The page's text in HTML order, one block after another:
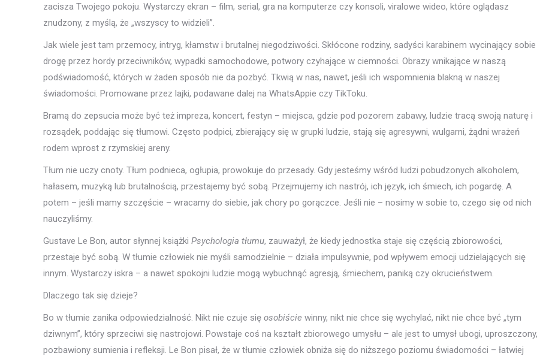
zacisza Twojego pokoju. Wystarczy ekran – film, serial, gra na komputerze czy konsoli, viralowe wideo, które oglądasz
znudzony, z myślą, że „wszyscy to widzieli”.
Jak wiele jest tam przemocy, intryg, kłamstw i brutalnej niegodziwości. Skłócone rodziny, sadyści karabinem wycinający sobie
drogę przez hordy przeciwników, wypadki samochodowe, potwory czyhające w ciemności. Obrazy wnikające w naszą
podświadomość, których w żaden sposób nie da pozbyć. Tkwią w nas, nawet, jeśli ich wspomnienia blakną w naszej
świadomości. Promowane przez lajki, podawane dalej na WhatsAppie czy TikToku.
Bramą do zepsucia może być też impreza, koncert, festyn – miejsca, gdzie pod pozorem zabawy, ludzie tracą swoją naturę i
rozsądek, poddając się tłumowi. Często podpici, zbierający się w grupki ludzie, stają się agresywni, wulgarni, żądni wrażeń
rodem wprost z rzymskiej areny.
Tłum nie uczy cnoty. Tłum podnieca, ogłupia, prowokuje do przesady. Gdy jesteśmy wśród ludzi pobudzonych alkoholem,
hałasem, muzyką lub brutalnością, przestajemy być sobą. Przejmujemy ich nastrój, ich język, ich śmiech, ich pogardę. A
potem – jeśli mamy szczęście – wracamy do siebie, jak chory po gorączce. Jeśli nie – nosimy w sobie to, czego się od nich
nauczyliśmy.
Gustave Le Bon, autor słynnej książki Psychologia tłumu, zauważył, że kiedy jednostka staje się częścią zbiorowości,
przestaje być sobą. W tłumie człowiek nie myśli samodzielnie – działa impulsywnie, pod wpływem emocji udzielających się
innym. Wystarczy iskra – a nawet spokojni ludzie mogą wybuchnąć agresją, śmiechem, paniką czy okrucieństwem.
Dlaczego tak się dzieje?
Bo w tłumie zanika odpowiedzialność. Nikt nie czuje się osobiście winny, nikt nie chce się wychylać, nikt nie chce być „tym
dziwnym”, który sprzeciwi się nastrojowi. Powstaje coś na kształt zbiorowego umysłu – ale jest to umysł ubogi, uproszczony,
pozbawiony sumienia i refleksji. Le Bon pisał, że w tłumie człowiek obniża się do niższego poziomu świadomości – łatwiej